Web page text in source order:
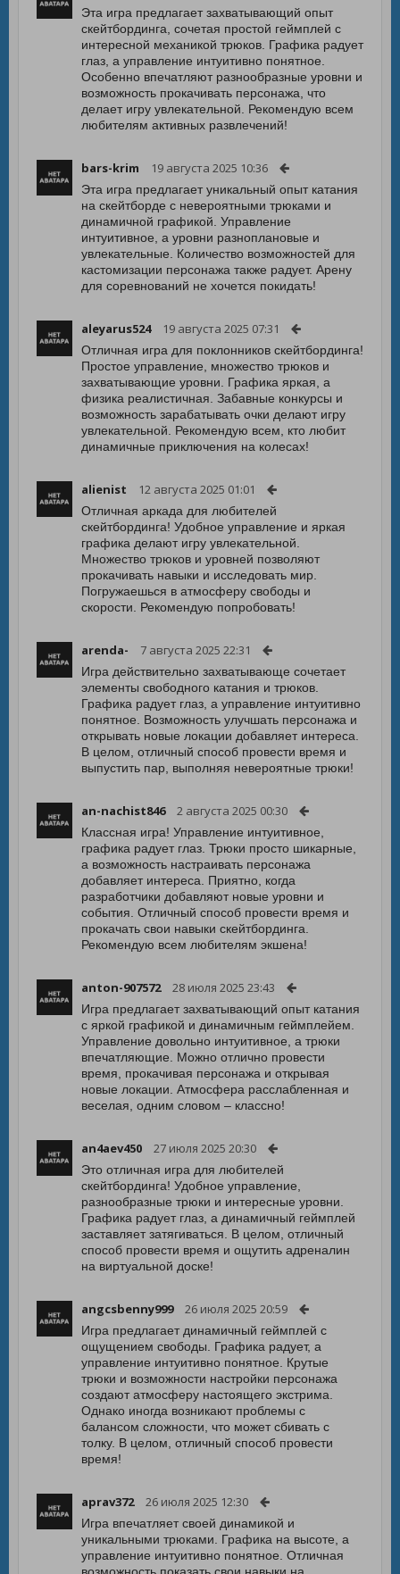
Эта игра предлагает захватывающий опыт
скейтбординга, сочетая простой геймплей с
интересной механикой трюков. Графика радует
глаз, а управление интуитивно понятное.
Особенно впечатляют разнообразные уровни и
возможность прокачивать персонажа, что
делает игру увлекательной. Рекомендую всем
любителям активных развлечений!
bars-krim 19 августа 2025 10:36
Эта игра предлагает уникальный опыт катания
на скейтборде с невероятными трюками и
динамичной графикой. Управление
интуитивное, а уровни разноплановые и
увлекательные. Количество возможностей для
кастомизации персонажа также радует. Арену
для соревнований не хочется покидать!
aleyarus524 19 августа 2025 07:31
Отличная игра для поклонников скейтбординга!
Простое управление, множество трюков и
захватывающие уровни. Графика яркая, а
физика реалистичная. Забавные конкурсы и
возможность зарабатывать очки делают игру
увлекательной. Рекомендую всем, кто любит
динамичные приключения на колесах!
alienist 12 августа 2025 01:01
Отличная аркада для любителей
скейтбординга! Удобное управление и яркая
графика делают игру увлекательной.
Множество трюков и уровней позволяют
прокачивать навыки и исследовать мир.
Погружаешься в атмосферу свободы и
скорости. Рекомендую попробовать!
arenda- 7 августа 2025 22:31
Игра действительно захватывающе сочетает
элементы свободного катания и трюков.
Графика радует глаз, а управление интуитивно
понятное. Возможность улучшать персонажа и
открывать новые локации добавляет интереса.
В целом, отличный способ провести время и
выпустить пар, выполняя невероятные трюки!
an-nachist846 2 августа 2025 00:30
Классная игра! Управление интуитивное,
графика радует глаз. Трюки просто шикарные,
а возможность настраивать персонажа
добавляет интереса. Приятно, когда
разработчики добавляют новые уровни и
события. Отличный способ провести время и
прокачать свои навыки скейтбординга.
Рекомендую всем любителям экшена!
anton-907572 28 июля 2025 23:43
Игра предлагает захватывающий опыт катания
с яркой графикой и динамичным геймплейем.
Управление довольно интуитивное, а трюки
впечатляющие. Можно отлично провести
время, прокачивая персонажа и открывая
новые локации. Атмосфера расслабленная и
веселая, одним словом – классно!
an4aev450 27 июля 2025 20:30
Это отличная игра для любителей
скейтбординга! Удобное управление,
разнообразные трюки и интересные уровни.
Графика радует глаз, а динамичный геймплей
заставляет затягиваться. В целом, отличный
способ провести время и ощутить адреналин
на виртуальной доске!
angcsbenny999 26 июля 2025 20:59
Игра предлагает динамичный геймплей с
ощущением свободы. Графика радует, а
управление интуитивно понятное. Крутые
трюки и возможности настройки персонажа
создают атмосферу настоящего экстрима.
Однако иногда возникают проблемы с
балансом сложности, что может сбивать с
толку. В целом, отличный способ провести
время!
aprav372 26 июля 2025 12:30
Игра впечатляет своей динамикой и
уникальными трюками. Графика на высоте, а
управление интуитивно понятное. Отличная